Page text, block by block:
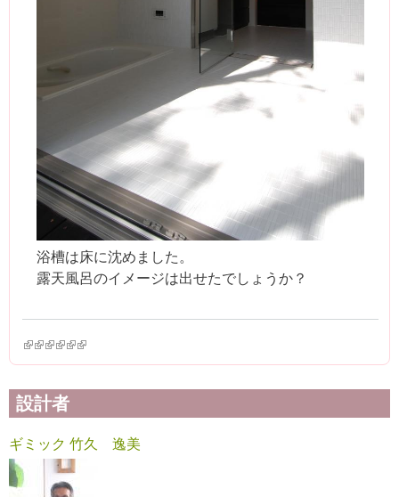
浴槽は床に沈めました。
露天風呂のイメージは出せたでしょうか？
(link is external)
(link is external)
(link is external)
(link is external)
(link is external)
(link is external)
設計者
ギミック 竹久 逸美